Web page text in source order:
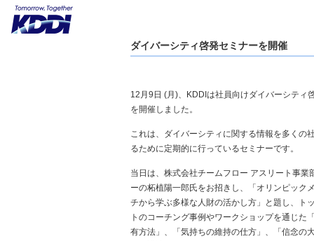
ダイバーシティ啓発セミナーを開催
12月9日 (月)、KDDIは社員向けダイバーシティ
を開催しました。
これは、ダイバーシティに関する情報を多くの
るために定期的に行っているセミナーです。
当日は、株式会社チームフロー アスリート事業
ーの柘植陽一郎氏をお招きし、「オリンピック
チから学ぶ多様な人財の活かし方」と題し、ト
トのコーチング事例やワークショップを通じた
有方法」、「気持ちの維持の仕方」、「信念の